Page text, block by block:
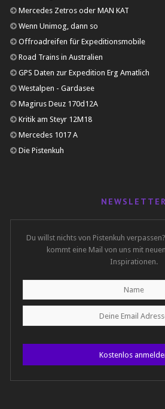
Mercedes Zetros oder MAN KAT
Wenn Unimog, dann so
Offroadreifen für Expeditionsmobile
Road Trains in Australien
GPS Daten zur Expedition Erg Amatlich
Westalpen - Gardasee
Magirus Deuz 170d12A
Kritik am Steyr 12M18
Mercedes 1017 A
Die Pistenkuh
NEWSLETTER
Du willst nichts von Pistenkuh
kommt eine Mail von uns mit
Inspirationen.
Kostenlos